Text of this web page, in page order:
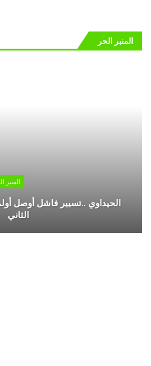
المنبر الحر
المنبر
الحيداوي ..تسيير فاشل أوصل
الثاني